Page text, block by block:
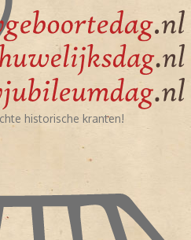
historische kranten!